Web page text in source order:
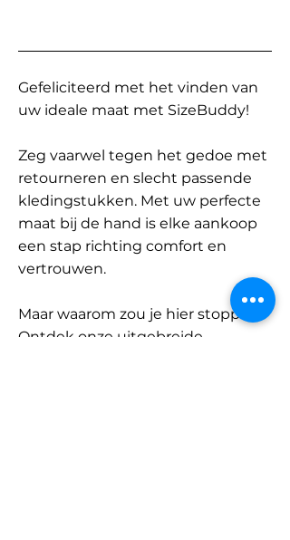
Gefeliciteerd met het vinden van
uw ideale maat met SizeBuddy!
Zeg vaarwel tegen het gedoe met
retourneren en slecht passende
kledingstukken. Met uw perfecte
maat bij de hand is elke aankoop
een stap richting comfort en
vertrouwen.
Maar waarom zou je hier stoppen?
Ontdek onze uitgebreide